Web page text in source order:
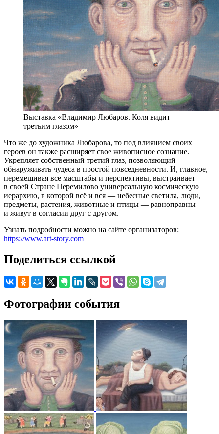
Выставка «Владимир Любаров. Коля видит
третьим глазом»
Что же до художника Любарова, то под влиянием своих
героев он также расширяет свое живописное сознание.
Укрепляет собственный третий глаз, позволяющий
обнаруживать чудеса в простой повседневности. И, главное,
перемешивая все масштабы и перспективы, выстраивает
в своей Стране Перемилово универсальную космическую
иерархию, в которой всё и вся — небесные светила, люди,
предметы, растения, животные и птицы — равноправны
и живут в согласии друг с другом.
Узнать подробности можно на сайте организаторов:
https://www.art-story.com
Поделиться ссылкой
Фотографии события